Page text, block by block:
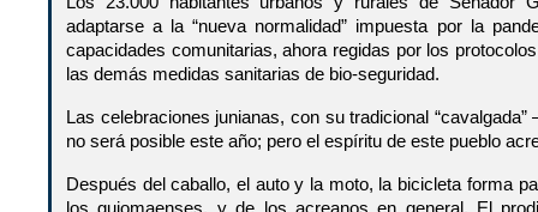
adaptarse a la “nueva normalidad” impuesta por la
capacidades comunitarias, ahora regidas por los
las demás medidas sanitarias de bio-seguridad.
Las celebraciones junianas, con su tradicional
no será posible este año; pero el espíritu de este pueblo
Después del caballo, el auto y la moto, la bicicleta forma